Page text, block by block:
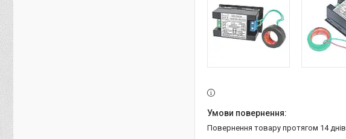
повернення товару протягом 14 днів